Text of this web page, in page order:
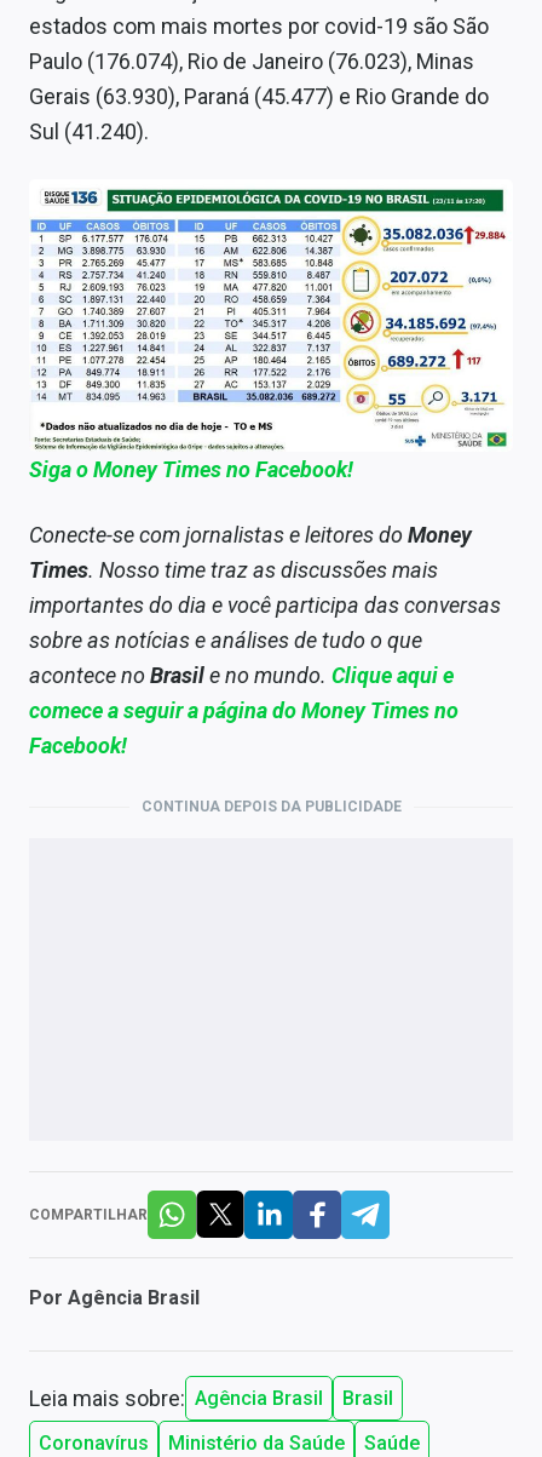
estados com mais mortes por covid-19 são São
Paulo (176.074), Rio de Janeiro (76.023), Minas
Gerais (63.930), Paraná (45.477) e Rio Grande do
Sul (41.240).
Siga o Money Times no Facebook!
Conecte-se com jornalistas e leitores doMoney
Times. Nosso time traz as discussões mais
importantes do dia e você participa das conversas
sobre as notícias e análises de tudo o que
acontece noBrasile no mundo. Clique aqui e
comece a seguira página do Money Times no
Facebook!
CONTINUA DEPOIS DA PUBLICIDADE
COMPARTILHAR
Por Agência Brasil
Leia mais sobre: Agência Brasil
Brasil
Coronavírus
Ministério da Saúde
Saúde